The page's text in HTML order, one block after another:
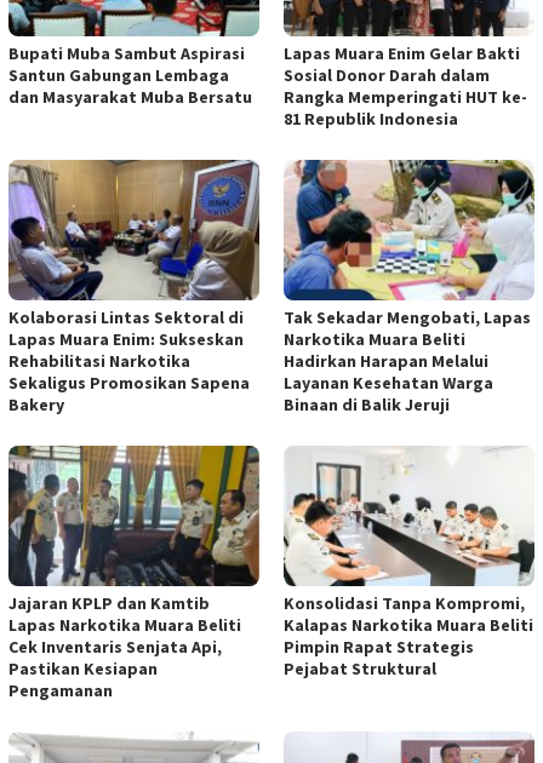
Bupati Muba Sambut Aspirasi
Santun Gabungan Lembaga
dan Masyarakat Muba Bersatu
Lapas Muara Enim Gelar Bakti
Sosial Donor Darah dalam
Rangka Memperingati HUT ke-
81 Republik Indonesia
Kolaborasi Lintas Sektoral di
Lapas Muara Enim: Sukseskan
Rehabilitasi Narkotika
Sekaligus Promosikan Sapena
Bakery
Tak Sekadar Mengobati, Lapas
Narkotika Muara Beliti
Hadirkan Harapan Melalui
Layanan Kesehatan Warga
Binaan di Balik Jeruji
Jajaran KPLP dan Kamtib
Lapas Narkotika Muara Beliti
Cek Inventaris Senjata Api,
Pastikan Kesiapan
Pengamanan
Konsolidasi Tanpa Kompromi,
Kalapas Narkotika Muara Beliti
Pimpin Rapat Strategis
Pejabat Struktural